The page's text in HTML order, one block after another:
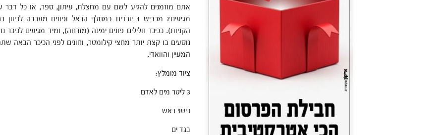
אתם מוזמנים להגיע לשם עם מחצלת, עיתון, ספר, או כל דבר
מגיעים? מכביש 1 יורדים במחלף הראל ופונים
הקניות). בכיכר חלילים פונים ימינה (מזרחה), ומיד מגיעים לכיכר
נוסעים בו קצת יותר מחצי קילומטר, וחונים לפני הכיכר הבאה
המעיין והוואדי.
ציוד מומלץ:
3 ליטר מים לאדם
כיסוי ראש
בגד ים